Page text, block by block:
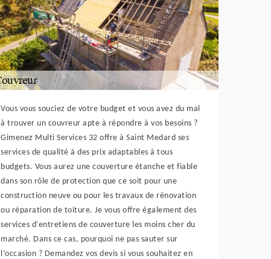
Vous vous souciez de votre budget et vous avez du mal
à trouver un couvreur apte à répondre à vos besoins ?
Gimenez Multi Services 32 offre à Saint Medard ses
services de qualité à des prix adaptables à tous
budgets. Vous aurez une couverture étanche et fiable
dans son rôle de protection que ce soit pour une
construction neuve ou pour les travaux de rénovation
ou réparation de toiture. Je vous offre également des
services d’entretiens de couverture les moins cher du
marché. Dans ce cas, pourquoi ne pas sauter sur
l’occasion ? Demandez vos devis si vous souhaitez en